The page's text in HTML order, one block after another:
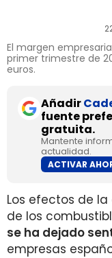
El margen
primer trimestre de
euros.
Añadir
fuente
gratuita.
Mantente
actualidad.
ACTIVAR
Los efectos de
de los
se ha dejado
empresas